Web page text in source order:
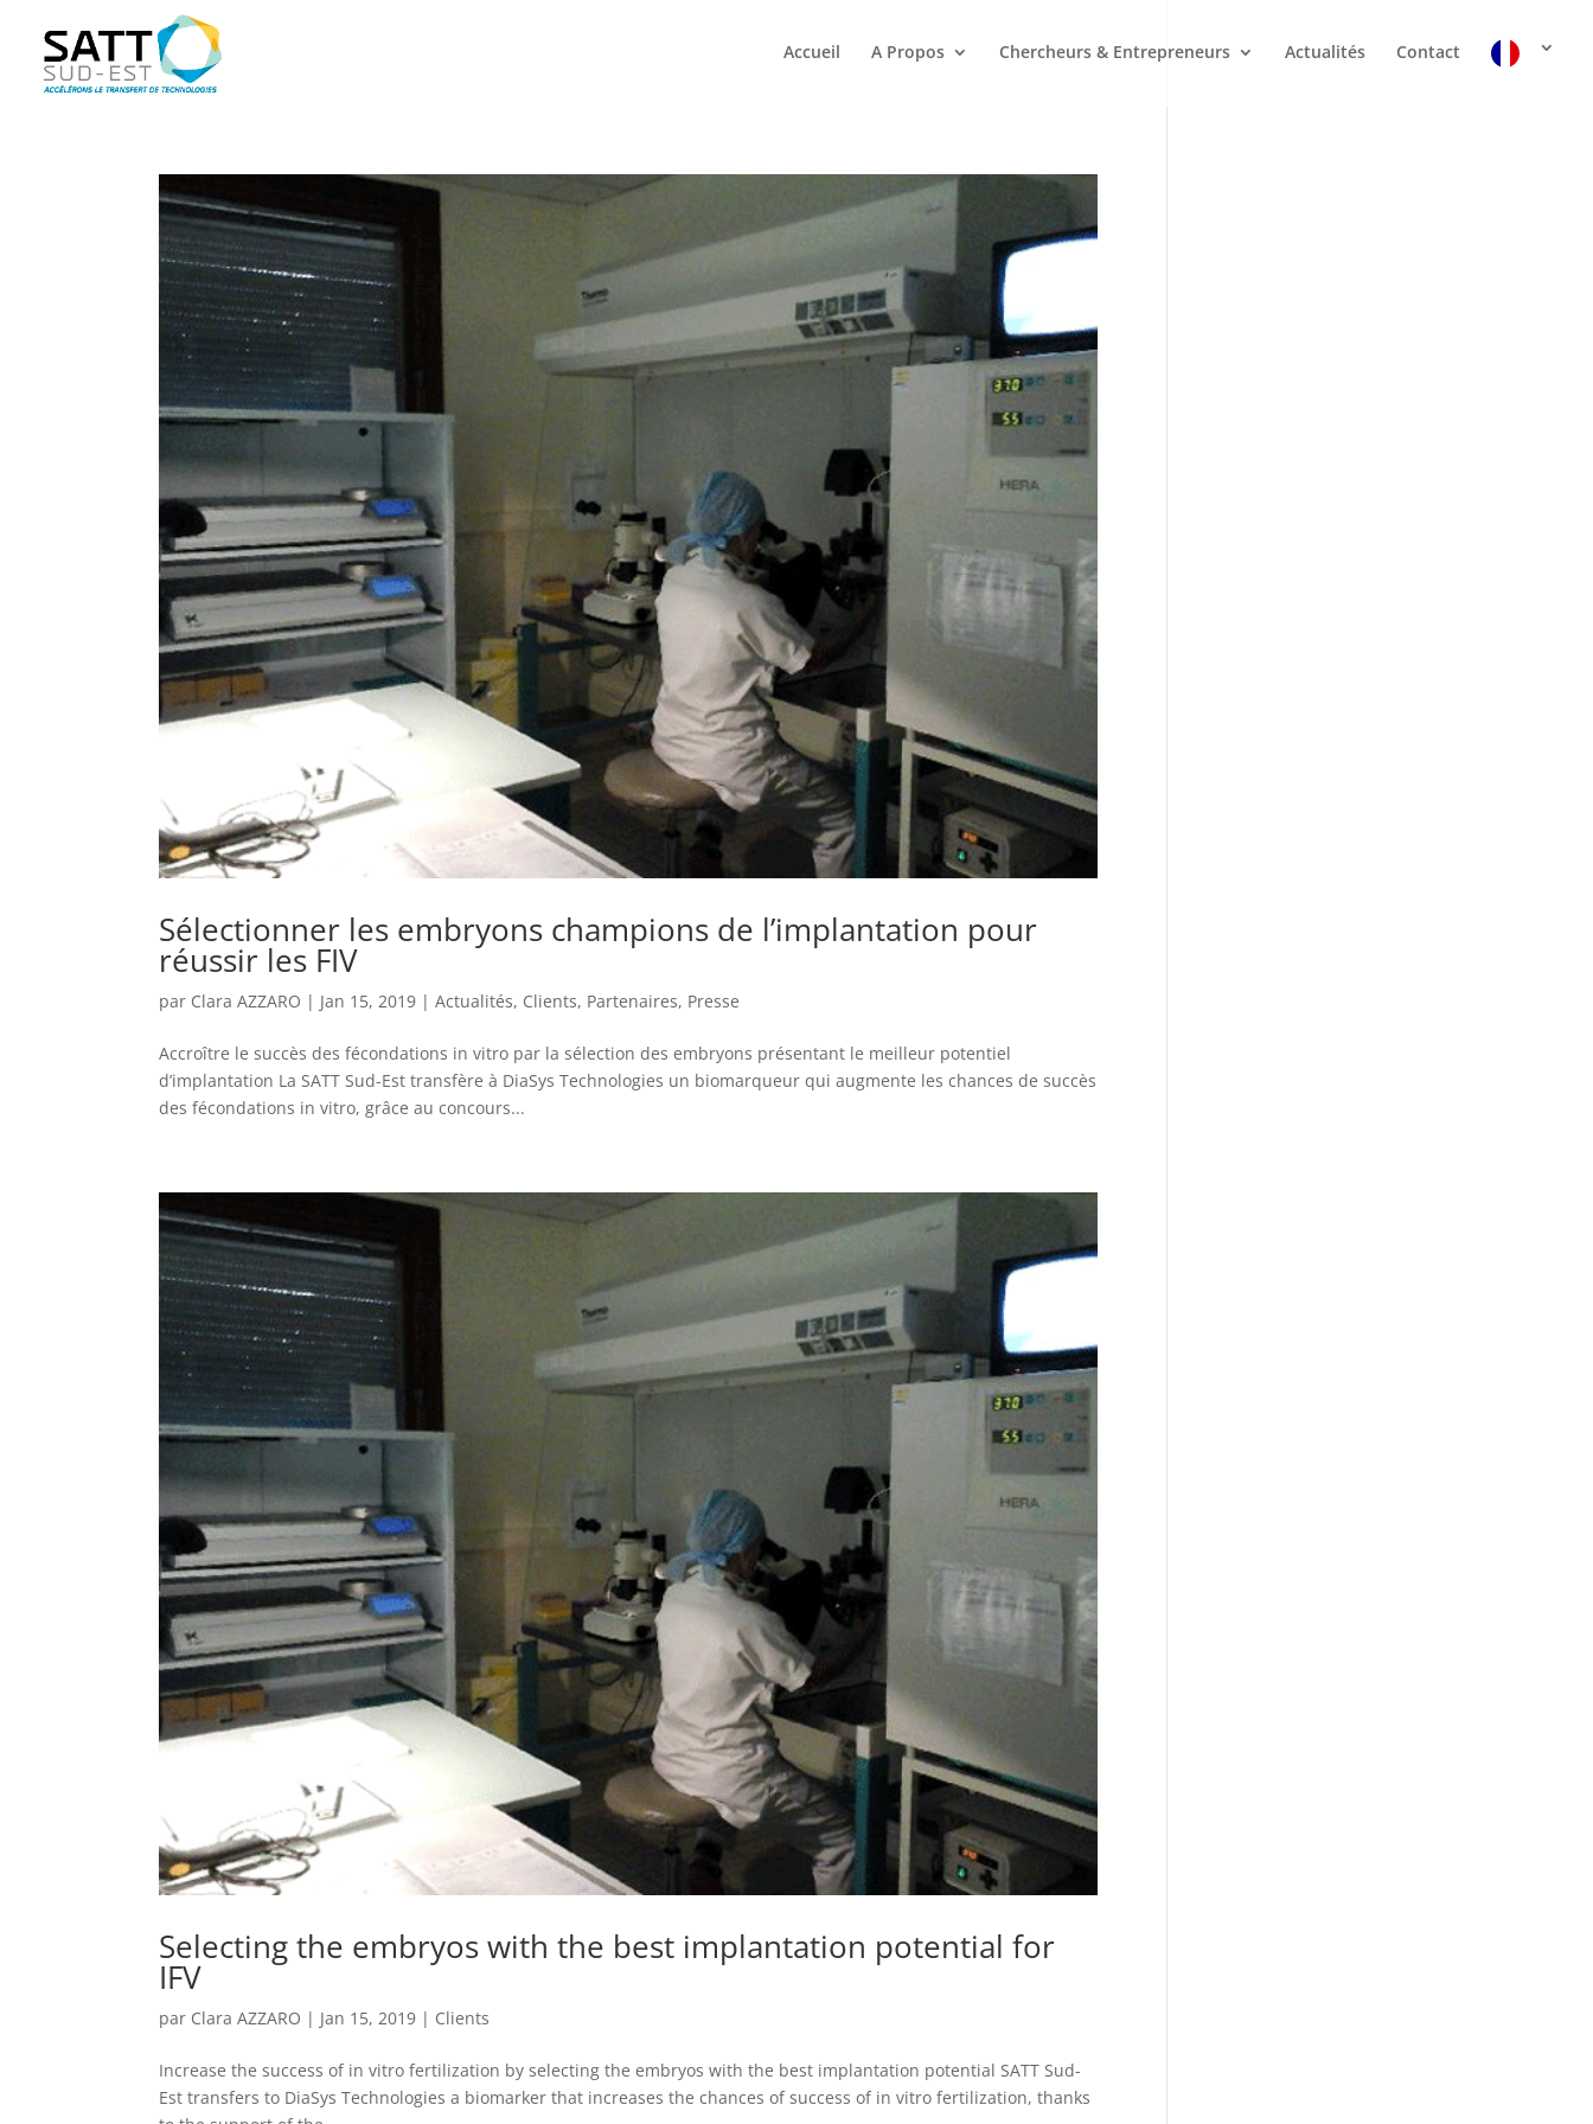
Accueil A Propos Chercheurs & Entrepreneurs Actualités Contact
Sélectionner les embryons champions de l’implantation pour
réussir les FIV
par Clara AZZARO | Jan 15, 2019 |Actualités, Clients, Partenaires, Presse
Accroître le succès des fécondations in vitro par la sélection des embryons présentant le meilleur potentiel
d’implantation La SATT Sud-Est transfère à DiaSys Technologies un biomarqueur qui augmente les chances de succès
des fécondations in vitro, grâce au concours...
Selecting the embryos with the best implantation potential for
IFV
par Clara AZZARO | Jan 15, 2019 | Clients
Increase the success of in vitro fertilization by selecting the embryos with the best implantation potential SATT Sud-
Est transfers to DiaSys Technologies a biomarker that increases the chances of success of in vitro fertilization, thanks